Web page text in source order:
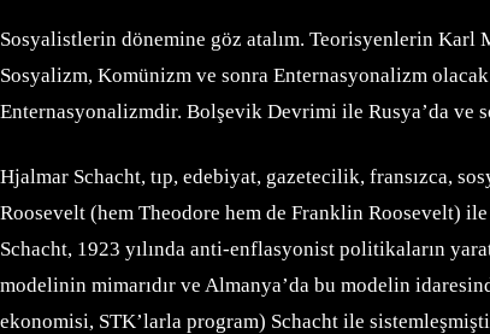
Sosyalistlerin dönemine göz atalım. Teorisyenlerin
Sosyalizm, Komünizm ve sonra Enternasyonalizm
Enternasyonalizmdir. Bolşevik Devrimi ile Rusya’da ve
Hjalmar Schacht, tıp, edebiyat, gazetecilik, fransızca,
Roosevelt (hem Theodore hem de Franklin Roosevelt) ile
Schacht, 1923 yılında anti-enflasyonist politikaların
modelinin mimarıdır ve Almanya’da bu modelin
ekonomisi, STK’larla program) Schacht ile